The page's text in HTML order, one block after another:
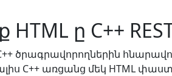
ը C++
ծրագրավորողներին
C++ առցանց մեկ HTML